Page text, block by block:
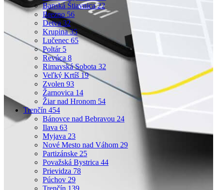
Banská Štiavnica22
Brezno 56
Detva32
Krupina35
Lučenec 65
Poltár 5
Revúca 8
Rimavská Sobota 32
Veľký Krtíš 19
Zvolen 93
Žarnovica 14
Žiar nad Hronom 54
Trenčín 454
Bánovce nad Bebravou 24
Ilava 63
Myjava 23
Nové Mesto nad Váhom 29
Partizánske 25
Považská Bystrica 44
Prievidza 78
Púchov 29
Trenčín 139